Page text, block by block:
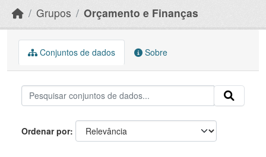
Grupos Orçamento e Finanças
Conjuntos de dados Sobre
Ordenar por